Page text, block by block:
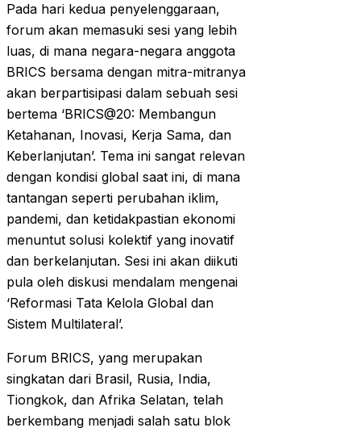
Pada hari kedua penyelenggaraan,
forum akan memasuki sesi yang lebih
luas, di mana negara-negara anggota
BRICS bersama dengan mitra-mitranya
akan berpartisipasi dalam sebuah sesi
bertema ‘BRICS@20: Membangun
Ketahanan, Inovasi, Kerja Sama, dan
Keberlanjutan’. Tema ini sangat relevan
dengan kondisi global saat ini, di mana
tantangan seperti perubahan iklim,
pandemi, dan ketidakpastian ekonomi
menuntut solusi kolektif yang inovatif
dan berkelanjutan. Sesi ini akan diikuti
pula oleh diskusi mendalam mengenai
‘Reformasi Tata Kelola Global dan
Sistem Multilateral’.
Forum BRICS, yang merupakan
singkatan dari Brasil, Rusia, India,
Tiongkok, dan Afrika Selatan, telah
berkembang menjadi salah satu blok